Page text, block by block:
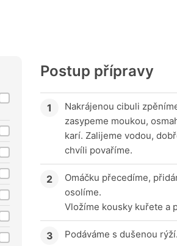
Postup přípravy
Nakrájenou cibuli
zasypeme moukou,
karí. Zalijeme vodou,
chvíli povaříme.
Omáčku přecedíme,
osolíme.
Vložíme kousky kuřete a
Podáváme s dušenou rýží.